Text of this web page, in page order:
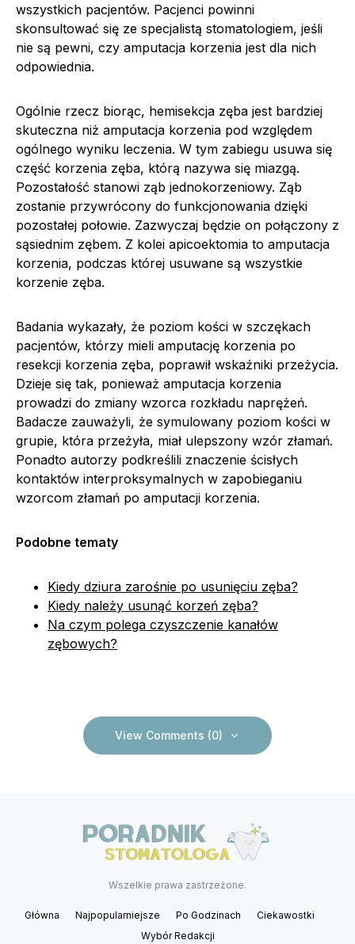
wszystkich pacjentów. Pacjenci powinni
skonsultować się ze specjalistą stomatologiem, jeśli
nie są pewni, czy amputacja korzenia jest dla nich
odpowiednia.
Ogólnie rzecz biorąc, hemisekcja zęba jest bardziej
skuteczna niż amputacja korzenia pod względem
ogólnego wyniku leczenia. W tym zabiegu usuwa się
część korzenia zęba, którą nazywa się miazgą.
Pozostałość stanowi ząb jednokorzeniowy. Ząb
zostanie przywrócony do funkcjonowania dzięki
pozostałej połowie. Zazwyczaj będzie on połączony z
sąsiednim zębem. Z kolei apicoektomia to amputacja
korzenia, podczas której usuwane są wszystkie
korzenie zęba.
Badania wykazały, że poziom kości w szczękach
pacjentów, którzy mieli amputację korzenia po
resekcji korzenia zęba, poprawił wskaźniki przeżycia.
Dzieje się tak, ponieważ amputacja korzenia
prowadzi do zmiany wzorca rozkładu naprężeń.
Badacze zauważyli, że symulowany poziom kości w
grupie, która przeżyła, miał ulepszony wzór złamań.
Ponadto autorzy podkreślili znaczenie ścisłych
kontaktów interproksymalnych w zapobieganiu
wzorcom złamań po amputacji korzenia.
Podobne tematy
Kiedy dziura zarośnie po usunięciu zęba?
Kiedy należy usunąć korzeń zęba?
Na czym polega czyszczenie kanałów
zębowych?
View Comments (0)
Wszelkie prawa zastrzeżone.
Główna Najpopularniejsze Po Godzinach
Ciekawostki
Wybór Redakcji